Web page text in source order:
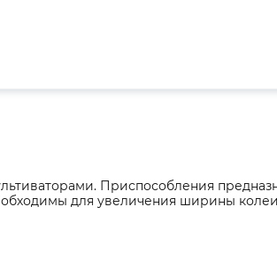
Приспособления
для увеличения ширины